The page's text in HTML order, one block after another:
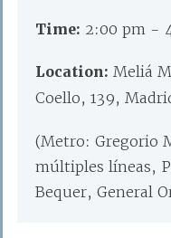
Time: 2:00 pm -
Location: Meliá
Coello, 139,
(Metro: Gregorio
múltiples líneas,
Bequer, General